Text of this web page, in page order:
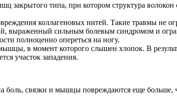
типа, при котором структура волокон
коллагеновых нитей. Такие травмы не
сильным болевым синдромом и
полноценно опереться на ногу.
в момент которого слышен хлопок. В
участок западения.
боль, связки и мышцы повреждаются еще больше,